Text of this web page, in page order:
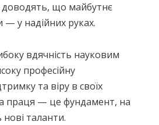
доводять, що майбутнє
— у надійних руках.
вдячність науковим
професійну
та віру в своїх
праця — це фундамент, на
таланти.